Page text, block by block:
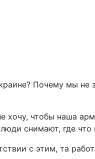
Почему мы
хочу, чтобы наша
снимают, где что
с этим, та